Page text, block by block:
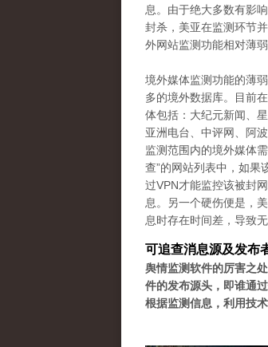
息。由于绝大多数有影
封杀，美亚在监测环节
外网站监测功能相对薄弱
境外媒体监测功能的薄
多的境外数据库。目前
体包括：大纪元新闻、
亚洲电台、中评网、阿
监测范围内的境外媒体
查”的网站列表中，如果
过VPN才能监控该被封
息。另一个硬伤便是，
息时存在时间差，导致
可追查消息源及发布
舆情监测软件的厉害之
件的发布源头，即谁通
根据监测信息，利用技